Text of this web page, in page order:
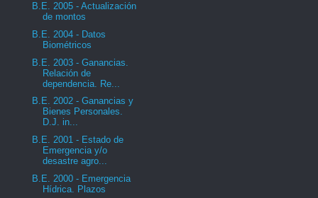
B.E. 2005 - Actualización
de montos
B.E. 2004 - Datos
Biométricos
B.E. 2003 - Ganancias.
Relación de
dependencia. Re...
B.E. 2002 - Ganancias y
Bienes Personales.
D.J. in...
B.E. 2001 - Estado de
Emergencia y/o
desastre agro...
B.E. 2000 - Emergencia
Hídrica. Plazos